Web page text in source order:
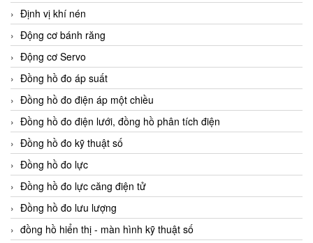
Định vị khí nén
Động cơ bánh răng
Động cơ Servo
Đồng hồ đo áp suất
Đồng hồ đo điện áp một chiều
Đồng hồ đo điện lưới, đồng hồ phân tích điện
Đồng hồ đo kỹ thuật số
Đồng hồ đo lực
Đồng hồ đo lực căng điện tử
Đồng hồ đo lưu lượng
đồng hồ hiển thị - màn hình kỹ thuật số